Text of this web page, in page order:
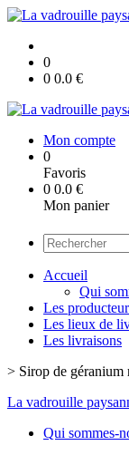
0
0 0.0 €
Mon compte
0
Favoris
0 0.0 €
Mon panier
Accueil
Qui
Les
Les lieux de
Les livraisons
> Sirop de géranium
La vadrouille
Qui sommes-